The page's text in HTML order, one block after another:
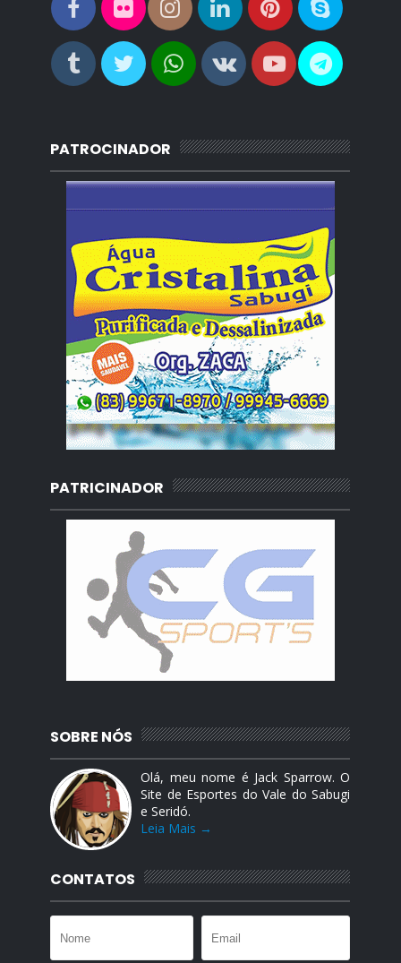
PATROCINADOR
PATRICINADOR
SOBRE NÓS
Olá, meu nome é Jack Sparrow. O
Site de Esportes do Vale do Sabugi
e Seridó.
Leia Mais →
CONTATOS